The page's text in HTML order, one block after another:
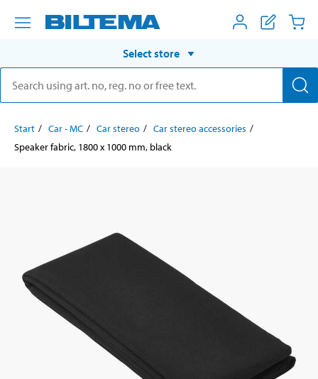
Select store
Start Car - MC Car stereo
Car stereo accessories
Speaker fabric, 1800 x 1000 mm, black